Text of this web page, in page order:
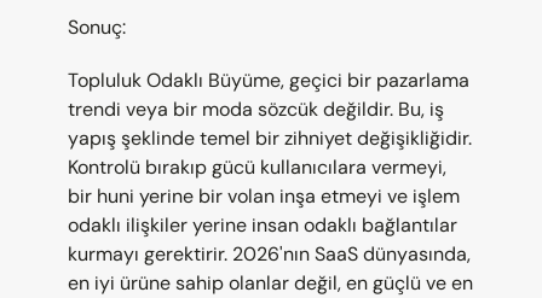
Sonuç:
Topluluk Odaklı Büyüme, geçici bir pazarlama
trendi veya bir moda sözcük değildir. Bu, iş
yapış şeklinde temel bir zihniyet değişikliğidir.
Kontrolü bırakıp gücü kullanıcılara vermeyi,
bir huni yerine bir volan inşa etmeyi ve işlem
odaklı ilişkiler yerine insan odaklı bağlantılar
kurmayı gerektirir. 2026'nın SaaS dünyasında,
en iyi ürüne sahip olanlar değil, en güçlü ve en